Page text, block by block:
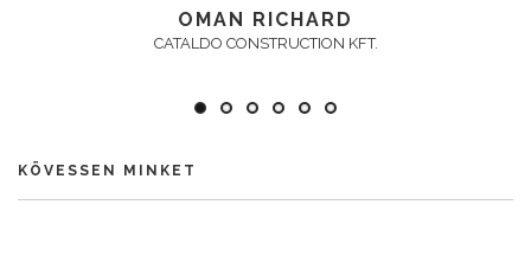
OMAN RICHARD
CATALDO CONSTRUCTION KFT.
KÖVESSEN MINKET